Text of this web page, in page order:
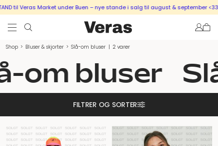
til Veras Market under Buen – nye stande i salg til august & september <333
Shop > Bluser & skjorter > Slå-om bluser | 2 varer
om bluser
FILTRER OG SORTER